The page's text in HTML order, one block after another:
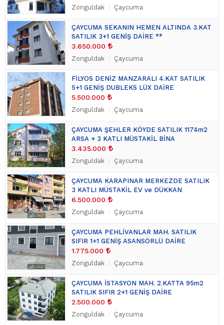
Zonguldak Çaycuma
ÇAYCUMA SEKANIN HEMEN ALTINDA 3.KAT
SATILIK 3+1 GENİŞ DAİRE **
3.650.000
Zonguldak Çaycuma
FİLYOS DENİZ MANZARALI 4.KAT SATILIK
5+1 GENİŞ DUBLEKS LÜX DAİRE
5.500.000
Zonguldak Çaycuma
ÇAYCUMA ŞEHLER KÖYDE SATILIK 1174m2
ARSA + 3 KATLI MÜSTAKİL BİNA
3.435.000
Zonguldak Çaycuma
ÇAYCUMA KARAPINAR MERKEZDE SATILIK
3 KATLI MÜSTAKİL EV ve DÜKKAN
6.500.000
Zonguldak Çaycuma
ÇAYCUMA PEHLİVANLAR MAH. SATILIK
SIFIR 1+1 GENİŞ ASANSÖRLÜ DAİRE
1.775.000
Zonguldak Çaycuma
ÇAYCUMA İSTASYON MAH. 2.KATTA 95m2
SATILIK SIFIR 2+1 GENİŞ DAİRE
2.500.000
Zonguldak Çaycuma